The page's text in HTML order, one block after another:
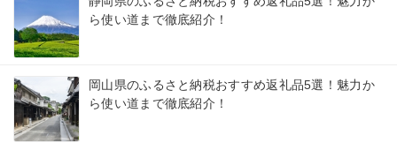
ら使い道まで徹底紹介！
岡山県のふるさと納税おすすめ返礼品5選！魅力か
ら使い道まで徹底紹介！